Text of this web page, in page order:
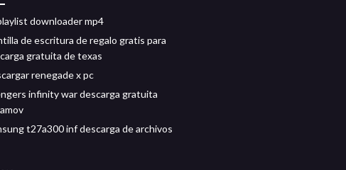
downloader mp4
de escritura de regalo gratis para
gratuita de texas
renegade x pc
infinity war descarga gratuita
t27a300 inf descarga de archivos